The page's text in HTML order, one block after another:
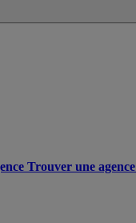
Trouver une agence